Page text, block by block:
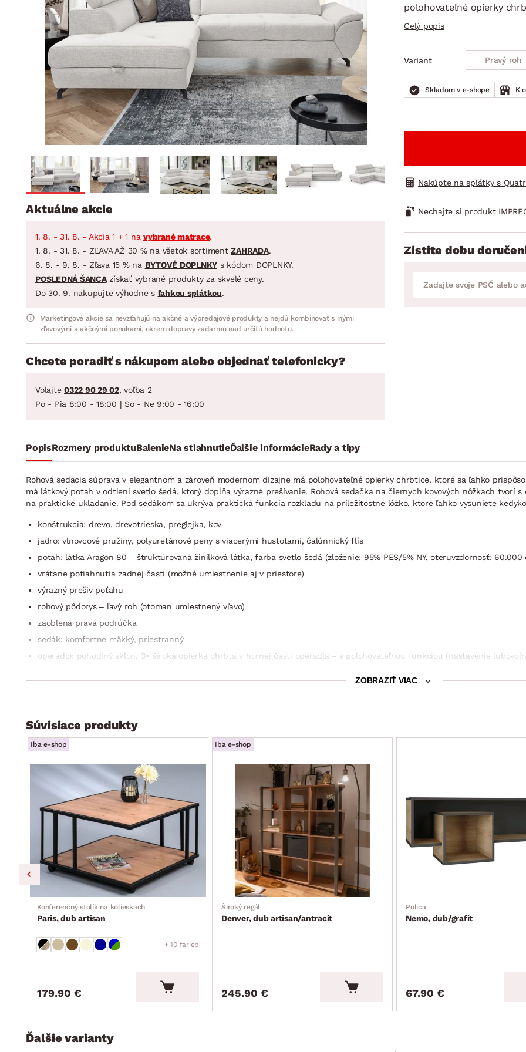
Predsieň, šatník a chodba
Kuchyňa
Kúpeľňa
Záhrada
Domácnosť
BYTOVÝ TEXTIL
Prikrývky
Vankúše
Koberce
Závesy a žalúzie
Zobrazit vše
STOLOVANIE A VARENIE
Jedálenský servis
Príbory
Hrnce
Panvice
Zobrazit vše
DOMÁCE SPOTREBIČE ZÁHRADNÉ
VEĽKÁ NOC
Kúpeľňové zostavy
Jedálenské zostavy
Záhradné zostavy
polohovateľné opierky
Celý popis
Variant Pravý roh
Skladom v e-shope K
Nakúpte na splátky s
Nechajte si produkt
Zistite dobu
Aktuálne akcie
1. 8. - 31. 8. - Akcia 1 + 1 na vybrané matrace.
1. 8. - 31. 8. - ZĽAVA AŽ 30 % na všetok sortimentZAHRADA.
6. 8. - 9. 8. - Zľava 15 % na BYTOVÉ DOPLNKY s kódom DOPLNKY.
POSLEDNÁ ŠANCAzískať vybrané produkty za skvelé ceny.
Do 30. 9. nakupujte výhodne s ľahkou splátkou.
Marketingové akcie sa nevzťahujú na akčné a výpredajové produkty a nejdú kombinovať s inými
zľavovými a akčnými ponukami, okrem dopravy zadarmo nad určitú hodnotu.
Chcete poradiť s nákupom alebo objednať telefonicky?
Volajte 0322 90 29 02, voľba 2
Po - Pia 8:00 - 18:00 | So - Ne 9:00 - 16:00
PopisRozmery produktuBalenieNa stiahnutieĎalšie informácieRady a tipy
Rohová sedacia súprava v elegantnom a zároveň modernom dizajne má polohovateľné opierky chrbtice, ktoré sa ľahko
má látkový poťah v odtieni svetlo šedá, ktorý dopĺňa výrazné prešívanie. Rohová sedačka na čiernych kovových nôžkach tvorí
na praktické ukladanie. Pod sedákom sa ukrýva praktická funkcia rozkladu na príležitostné lôžko, ktoré ľahko vysuniete
konštrukcia: drevo, drevotrieska, preglejka, kov
jadro: vlnovcové pružiny, polyuretánové peny s viacerými hustotami, čalúnnický flís
poťah: látka Aragon 80 – štruktúrovaná žinilková látka, farba svetlo šedá (zloženie: 95% PES/5% NY, oteruvzdornosť: 60.000
vrátane potiahnutia zadnej časti (možné umiestnenie aj v priestore)
výrazný prešiv poťahu
rohový pôdorys – ľavý roh (otoman umiestnený vľavo)
zaoblená pravá podrúčka
sedák: komfortne mäkký, priestranný
operadlo: pohodlný sklon, 3× široká opierka chrbta v hornej časti operadla – s polohovateľnou funkciou (nastavenie
celková výška – podľa polohy chrbtovej opierky: 77–93 cm
úložný priestor (pod otomanom, vyklápacia kovová konštrukcia, rozmery cca 188×16×93 cm)
elegantný moderný design
dodávané v čiastočnom demonte
ZOBRAZIŤ VIAC
Súvisiace produkty
Iba e-shop
Konferenčný stolík na kolieskach
Paris, dub artisan
+ 10 farieb
179.90 €
Iba e-shop
Široký regál
Denver, dub artisan/antracit
245.90 €
Polica
Nemo, dub/grafit
67.90 €
Ďalšie varianty